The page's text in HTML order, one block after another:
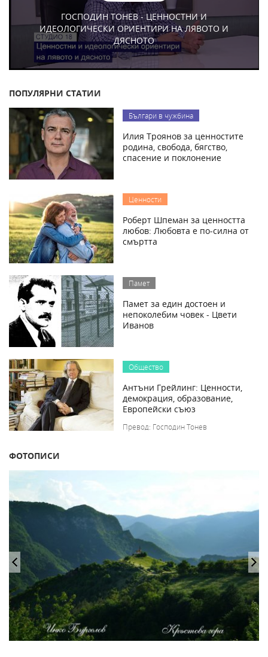
ГОСПОДИН ТОНЕВ - ЦЕННОСТНИ И
ИДЕОЛОГИЧЕСКИ ОРИЕНТИРИ НА ЛЯВОТО И
ДЯСНОТО
ПОПУЛЯРНИ СТАТИИ
Българи в чужбина
Илия Троянов за ценностите
родина, свобода, бягство,
спасение и поклонение
Ценности
Роберт Шпеман за ценността
любов: Любовта е по-силна от
смъртта
Памет
Памет за един достоен и
непоколебим човек - Цвети
Иванов
Общество
Антъни Грейлинг: Ценности,
демокрация, образование,
Европейски съюз
Превод: Господин Тонев
ФОТОПИСИ